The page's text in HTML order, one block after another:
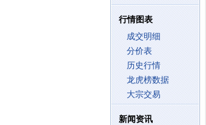
行情图表
成交明细
分价表
历史行情
龙虎榜数据
大宗交易
新闻资讯